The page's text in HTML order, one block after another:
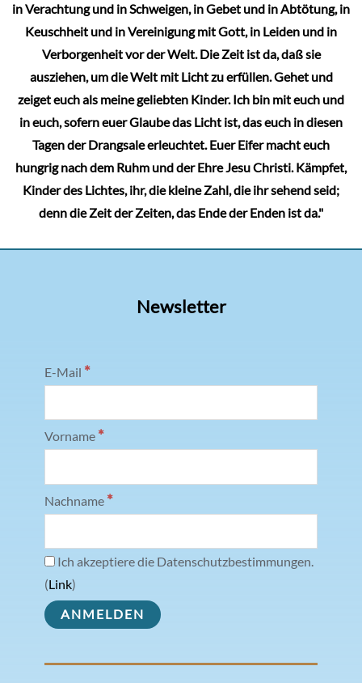
in Verachtung und in Schweigen, in Gebet und in Abtötung, in
Keuschheit und in Vereinigung mit Gott, in Leiden und in
Verborgenheit vor der Welt. Die Zeit ist da, daß sie
ausziehen, um die Welt mit Licht zu erfüllen. Gehet und
zeiget euch als meine geliebten Kinder. Ich bin mit euch und
in euch, sofern euer Glaube das Licht ist, das euch in diesen
Tagen der Drangsale erleuchtet. Euer Eifer macht euch
hungrig nach dem Ruhm und der Ehre Jesu Christi. Kämpfet,
Kinder des Lichtes, ihr, die kleine Zahl, die ihr sehend seid;
denn die Zeit der Zeiten, das Ende der Enden ist da."
Newsletter
E-Mail *
Vorname *
Nachname *
Ich akzeptiere die Datenschutzbestimmungen.
(Link)